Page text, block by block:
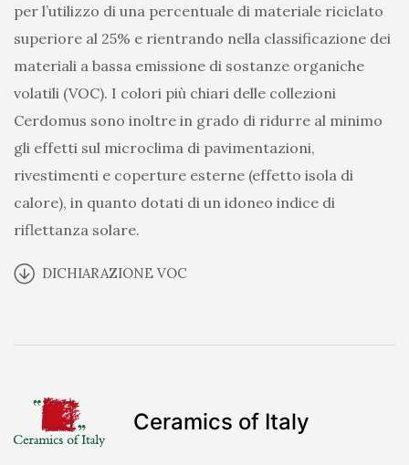
per l’utilizzo di una percentuale di materiale riciclato
superiore al 25% e rientrando nella classificazione dei
materiali a bassa emissione di sostanze organiche
volatili (VOC). I colori più chiari delle collezioni
Cerdomus sono inoltre in grado di ridurre al minimo
gli effetti sul microclima di pavimentazioni,
rivestimenti e coperture esterne (effetto isola di
calore), in quanto dotati di un idoneo indice di
riflettanza solare.
DICHIARAZIONE VOC
Ceramics of Italy